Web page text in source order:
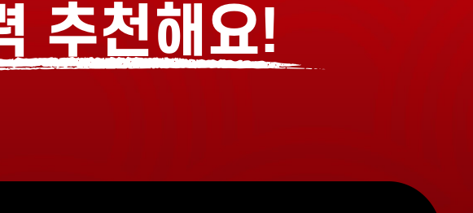
추천해요!